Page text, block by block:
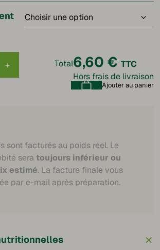
+ Total6,60 € TTC
Hors frais de livraison
Ajouter au panier
sont facturés au poids réel. Le
sera toujours inférieur ou
estimé. La facture finale vous
par e-mail après préparation.
+